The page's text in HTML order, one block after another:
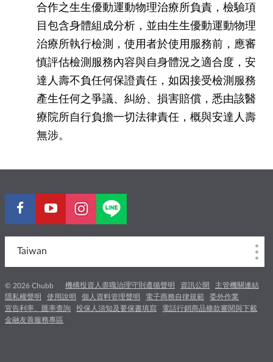
合作之生生優動運動物理治療所負責，檢驗項
目包含身體組成分析，並由生生優動運動物理
治療所執行檢測，使用者於使用服務前，應審
慎評估檢測服務內容與自身體況之適合度，安
達人壽不負任何保證責任，如因接受檢測服務
產生任何之爭議、糾紛、損害賠償，悉由該醫
療院所自行負擔一切法律責任，概與安達人壽
無涉。
Taiwan
© 2026 Chubb 機構投資人盡職治理守則遵循聲明 資訊公開
主管機關連結
隱私權聲明
使用說明 個人資料管理聲明 電子商務自律規範
委外作業
宣告利率、匯率查詢
投保人須知及要保書填寫
電話行銷商品條款審閱與下載
金融友善服務專區